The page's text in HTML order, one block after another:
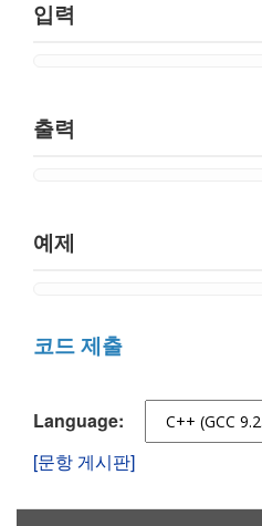
입력
출력
예제
코드 제출
Language:
[문항 게시판]